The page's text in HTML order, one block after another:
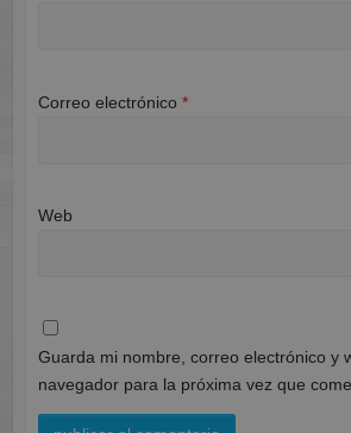
Correo electrónico *
Web
Guarda mi nombre, correo electrónico y
navegador para la próxima vez que